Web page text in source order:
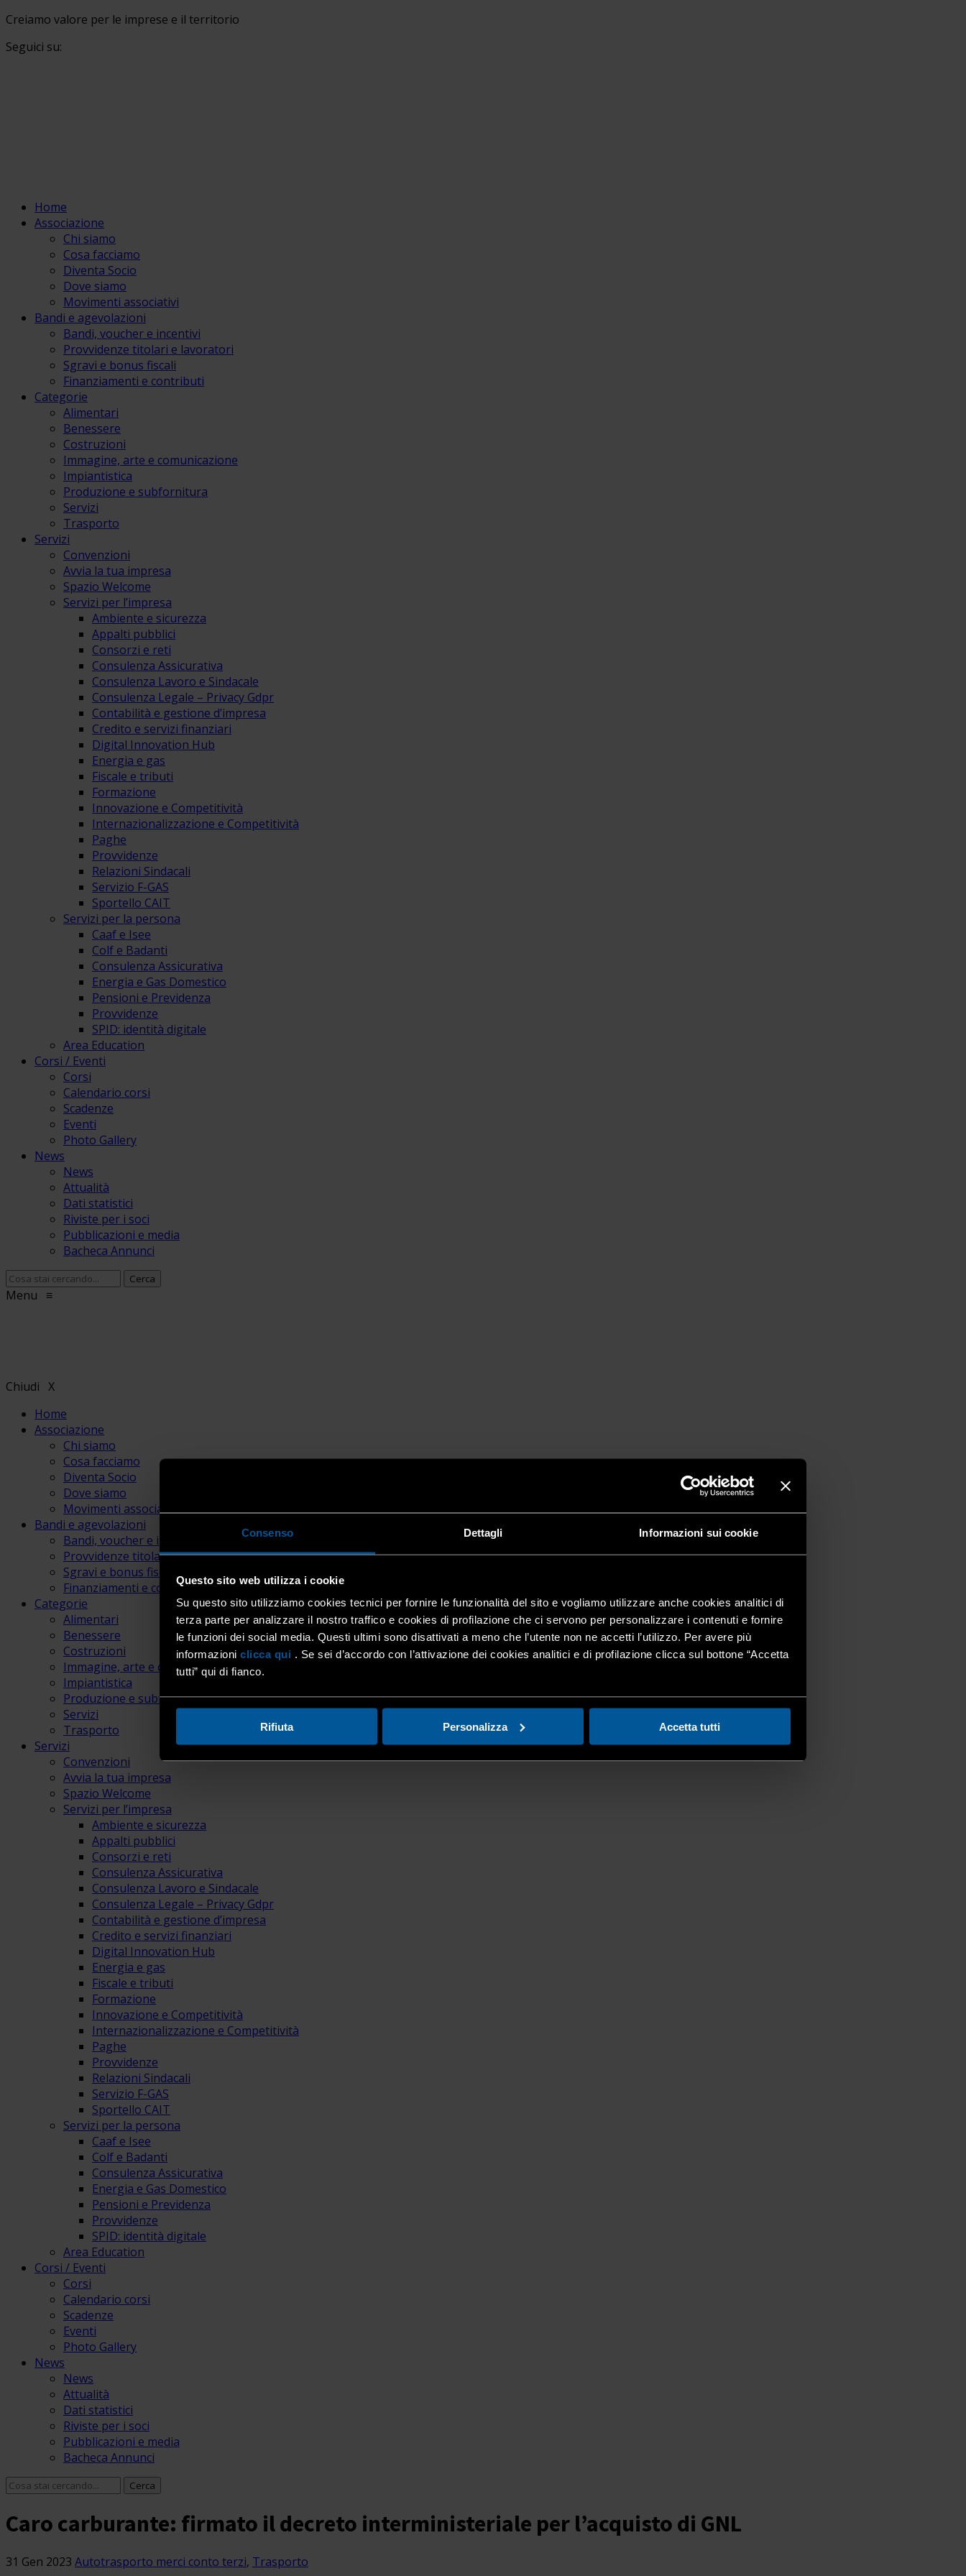
Consenso Dettagli Informazioni sui cookie
Questo sito web utilizza i cookie
Su questo sito utilizziamo cookies tecnici per fornire le funzionalità del sito e vogliamo utilizzare anche cookies analitici di
terza parte per analizzare il nostro traffico e cookies di profilazione che ci servono per personalizzare i contenuti e fornire
le funzioni dei social media. Questi ultimi sono disattivati a meno che l’utente non ne accetti l’utilizzo. Per avere più
informazioni clicca qui . Se sei d’accordo con l’attivazione dei cookies analitici e di profilazione clicca sul bottone “Accetta
tutti” qui di fianco.
Rifiuta Personalizza Accetta tutti
Creiamo valore per le imprese e il territorio
Seguici su:
Home
Associazione
Chi siamo
Cosa facciamo
Diventa Socio
Dove siamo
Movimenti associativi
Bandi e agevolazioni
Bandi, voucher e incentivi
Provvidenze titolari e lavoratori
Sgravi e bonus fiscali
Finanziamenti e contributi
Categorie
Alimentari
Benessere
Costruzioni
Immagine, arte e comunicazione
Impiantistica
Produzione e subfornitura
Servizi
Trasporto
Servizi
Convenzioni
Avvia la tua impresa
Spazio Welcome
Servizi per l’impresa
Ambiente e sicurezza
Appalti pubblici
Consorzi e reti
Consulenza Assicurativa
Consulenza Lavoro e Sindacale
Consulenza Legale – Privacy Gdpr
Contabilità e gestione d’impresa
Credito e servizi finanziari
Digital Innovation Hub
Energia e gas
Fiscale e tributi
Formazione
Innovazione e Competitività
Internazionalizzazione e Competitività
Paghe
Provvidenze
Relazioni Sindacali
Servizio F-GAS
Sportello CAIT
Servizi per la persona
Caaf e Isee
Colf e Badanti
Consulenza Assicurativa
Energia e Gas Domestico
Pensioni e Previdenza
Provvidenze
SPID: identità digitale
Area Education
Corsi / Eventi
Corsi
Calendario corsi
Scadenze
Eventi
Photo Gallery
News
News
Attualità
Dati statistici
Riviste per i soci
Pubblicazioni e media
Bacheca Annunci
Menu ≡
Chiudi X
Home
Associazione
Chi siamo
Cosa facciamo
Diventa Socio
Dove siamo
Movimenti associativi
Bandi e agevolazioni
Bandi, voucher e incentivi
Provvidenze titolari e lavoratori
Sgravi e bonus fiscali
Finanziamenti e contributi
Categorie
Alimentari
Benessere
Costruzioni
Immagine, arte e comunicazione
Impiantistica
Produzione e subfornitura
Servizi
Trasporto
Servizi
Convenzioni
Avvia la tua impresa
Spazio Welcome
Servizi per l’impresa
Ambiente e sicurezza
Appalti pubblici
Consorzi e reti
Consulenza Assicurativa
Consulenza Lavoro e Sindacale
Consulenza Legale – Privacy Gdpr
Contabilità e gestione d’impresa
Credito e servizi finanziari
Digital Innovation Hub
Energia e gas
Fiscale e tributi
Formazione
Innovazione e Competitività
Internazionalizzazione e Competitività
Paghe
Provvidenze
Relazioni Sindacali
Servizio F-GAS
Sportello CAIT
Servizi per la persona
Caaf e Isee
Colf e Badanti
Consulenza Assicurativa
Energia e Gas Domestico
Pensioni e Previdenza
Provvidenze
SPID: identità digitale
Area Education
Corsi / Eventi
Corsi
Calendario corsi
Scadenze
Eventi
Photo Gallery
News
News
Attualità
Dati statistici
Riviste per i soci
Pubblicazioni e media
Bacheca Annunci
Caro carburante: firmato il decreto interministeriale per l’acquisto di GNL
31 Gen 2023 Autotrasporto merci conto terzi, Trasporto